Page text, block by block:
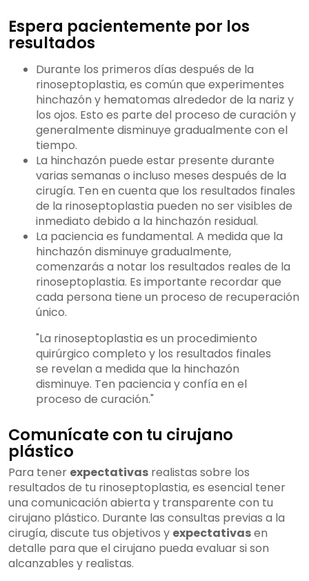
Espera pacientemente por los
resultados
Durante los primeros días después de la
rinoseptoplastia, es común que experimentes
hinchazón y hematomas alrededor de la nariz y
los ojos. Esto es parte del proceso de curación y
generalmente disminuye gradualmente con el
tiempo.
La hinchazón puede estar presente durante
varias semanas o incluso meses después de la
cirugía. Ten en cuenta que los resultados finales
de la rinoseptoplastia pueden no ser visibles de
inmediato debido a la hinchazón residual.
La paciencia es fundamental. A medida que la
hinchazón disminuye gradualmente,
comenzarás a notar los resultados reales de la
rinoseptoplastia. Es importante recordar que
cada persona tiene un proceso de recuperación
único.
"La rinoseptoplastia es un procedimiento
quirúrgico completo y los resultados finales
se revelan a medida que la hinchazón
disminuye. Ten paciencia y confía en el
proceso de curación."
Comunícate con tu cirujano
plástico
Para tener expectativas realistas sobre los
resultados de tu rinoseptoplastia, es esencial tener
una comunicación abierta y transparente con tu
cirujano plástico. Durante las consultas previas a la
cirugía, discute tus objetivos y expectativasen
detalle para que el cirujano pueda evaluar si son
alcanzables y realistas.